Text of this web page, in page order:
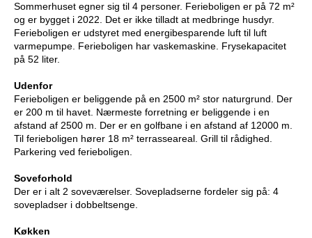
Sommerhuset egner sig til 4 personer. Ferieboligen er på 72 m²
og er bygget i 2022. Det er ikke tilladt at medbringe husdyr.
Ferieboligen er udstyret med energibesparende luft til luft
varmepumpe. Ferieboligen har vaskemaskine. Frysekapacitet
på 52 liter.
Udenfor
Ferieboligen er beliggende på en 2500 m² stor naturgrund. Der
er 200 m til havet. Nærmeste forretning er beliggende i en
afstand af 2500 m. Der er en golfbane i en afstand af 12000 m.
Til ferieboligen hører 18 m² terrasseareal. Grill til rådighed.
Parkering ved ferieboligen.
Soveforhold
Der er i alt 2 soveværelser. Sovepladserne fordeler sig på: 4
sovepladser i dobbeltsenge.
Køkken